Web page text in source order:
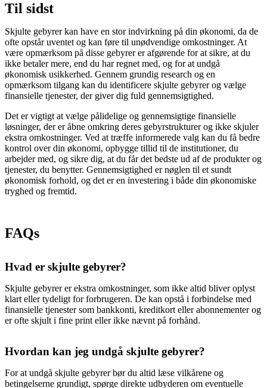
Til sidst
Skjulte gebyrer kan have en stor indvirkning på din økonomi, da de
ofte opstår uventet og kan føre til unødvendige omkostninger. At
være opmærksom på disse gebyrer er afgørende for at sikre, at du
ikke betaler mere, end du har regnet med, og for at undgå
økonomisk usikkerhed. Gennem grundig research og en
opmærksom tilgang kan du identificere skjulte gebyrer og vælge
finansielle tjenester, der giver dig fuld gennemsigtighed.
Det er vigtigt at vælge pålidelige og gennemsigtige finansielle
løsninger, der er åbne omkring deres gebyrstrukturer og ikke skjuler
ekstra omkostninger. Ved at træffe informerede valg kan du få bedre
kontrol over din økonomi, opbygge tillid til de institutioner, du
arbejder med, og sikre dig, at du får det bedste ud af de produkter og
tjenester, du benytter. Gennemsigtighed er nøglen til et sundt
økonomisk forhold, og det er en investering i både din økonomiske
tryghed og fremtid.
FAQs
Hvad er skjulte gebyrer?
Skjulte gebyrer er ekstra omkostninger, som ikke altid bliver oplyst
klart eller tydeligt for forbrugeren. De kan opstå i forbindelse med
finansielle tjenester som bankkonti, kreditkort eller abonnementer og
er ofte skjult i fine print eller ikke nævnt på forhånd.
Hvordan kan jeg undgå skjulte gebyrer?
For at undgå skjulte gebyrer bør du altid læse vilkårene og
betingelserne grundigt, spørge direkte udbyderen om eventuelle